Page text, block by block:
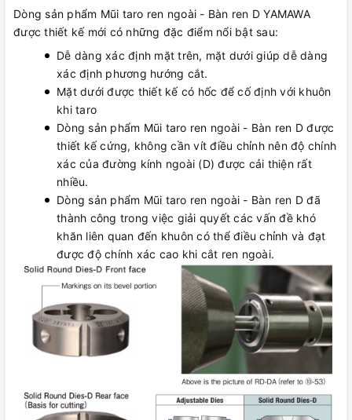
Dòng sản phẩm Mũi taro ren ngoài - Bàn ren D YAMAWA
được thiết kế mới có những đặc điểm nổi bật sau:
Dễ dàng xác định mặt trên, mặt dưới giúp dễ dàng
xác định phương hướng cắt.
Mặt dưới được thiết kế có hốc để cố định với khuôn
khi taro
Dòng sản phẩm Mũi taro ren ngoài - Bàn ren D được
thiết kế cứng, không cần vít điều chỉnh nên độ chính
xác của đường kính ngoài (D) được cải thiện rất
nhiều.
Dòng sản phẩm Mũi taro ren ngoài - Bàn ren D đã
thành công trong việc giải quyết các vấn đề khó
khăn liên quan đến khuôn có thể điều chỉnh và đạt
được độ chính xác cao khi cắt ren ngoài.